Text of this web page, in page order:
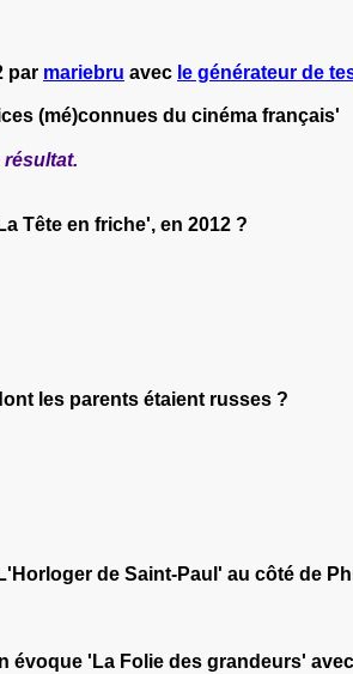
par mariebru avec le générateur de
(mé)connues du cinéma français'
Tête en friche', en 2012 ?
les parents étaient russes ?
de Saint-Paul' au côté de
'La Folie des grandeurs'